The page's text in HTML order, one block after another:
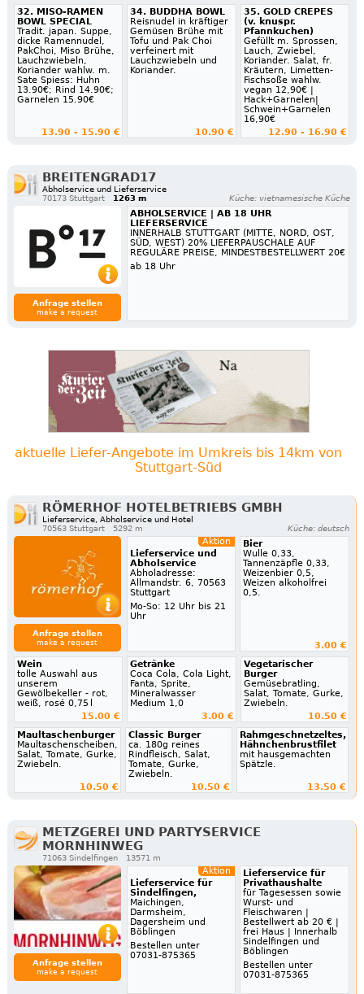
32. MISO-RAMEN
BOWL SPECIAL
Tradit. japan. Suppe,
dicke Ramennudel,
PakChoi, Miso Brühe,
Lauchzwiebeln,
Koriander wahlw. m.
Sate Spiess: Huhn
13.90€; Rind 14.90€;
Garnelen 15.90€
13.90 - 15.90 €
34. BUDDHA BOWL
Reisnudel in kräftiger
Gemüsen Brühe mit
Tofu und Pak Choi
verfeinert mit
Lauchzwiebeln und
Koriander.
10.90 €
35. GOLD CREPES
(v. knuspr.
Pfannkuchen)
Gefüllt m. Sprossen,
Lauch, Zwiebel,
Koriander. Salat, fr.
Kräutern, Limetten-
Fischsoße wahlw.
vegan 12,90€ |
Hack+Garnelen|
Schwein+Garnelen
16,90€
12.90 - 16.90 €
BREITENGRAD17
Abholservice und Lieferservice
70173 Stuttgart
1263 m Küche: vietnamesische Küche
Anfrage stellen
make a request
ABHOLSERVICE | AB 18 UHR
LIEFERSERVICE
INNERHALB STUTTGART (MITTE, NORD, OST,
SÜD, WEST) 20% LIEFERPAUSCHALE AUF
REGULÄRE PREISE, MINDESTBESTELLWERT 20€
ab 18 Uhr
aktuelle Liefer-Angebote im Umkreis bis 14km von
Stuttgart-Süd
RÖMERHOF HOTELBETRIEBS GMBH
Lieferservice, Abholservice und Hotel
70563 Stuttgart
5292 m Küche: deutsch
Anfrage stellen
make a request
Aktion
Lieferservice und
Abholservice
Abholadresse:
Allmandstr. 6, 70563
Stuttgart
Mo-So: 12 Uhr bis 21
Uhr
Bier
Wulle 0,33,
Tannenzäpfle 0,33,
Weizenbier 0,5,
Weizen alkoholfrei
0,5.
3.00 €
Wein
tolle Auswahl aus
unserem
Gewölbekeller - rot,
weiß, rosé 0,75 l
15.00 €
Getränke
Coca Cola, Cola Light,
Fanta, Sprite,
Mineralwasser
Medium 1,0
3.00 €
Vegetarischer
Burger
Gemüsebratling,
Salat, Tomate, Gurke,
Zwiebeln.
10.50 €
Maultaschenburger
Maultaschenscheiben,
Salat, Tomate, Gurke,
Zwiebeln.
10.50 €
Classic Burger
ca. 180g reines
Rindfleisch, Salat,
Tomate, Gurke,
Zwiebeln.
10.50 €
Rahmgeschnetzeltes,
Hähnchenbrustfilet
mit hausgemachten
Spätzle.
13.50 €
METZGEREI UND PARTYSERVICE
MORNHINWEG
71063 Sindelfingen 13571 m
Anfrage stellen
make a request
Aktion
Lieferservice für
Sindelfingen,
Maichingen,
Darmsheim,
Dagersheim und
Böblingen
Bestellen unter
07031-875365
Lieferservice für
Privathaushalte
für Tagesessen sowie
Wurst- und
Fleischwaren |
Bestellwert ab 20 € |
frei Haus | Innerhalb
Sindelfingen und
Böblingen
Bestellen unter
07031-875365